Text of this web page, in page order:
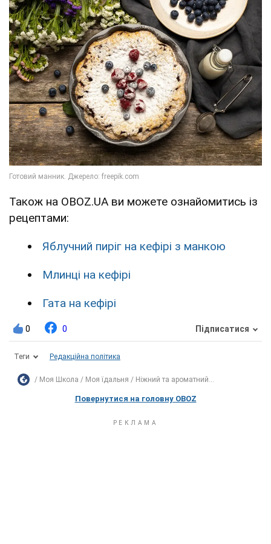
Також на OBOZ.UA ви можете ознайомитись із
рецептами:
Яблучний пиріг на кефірі з манкою
Млинці на кефірі
Гата на кефірі
0 0 Підписатися
Теги Редакційна політика
Моя Школа Моя їдальня Ніжний та ароматний...
Повернутися на головну OBOZ